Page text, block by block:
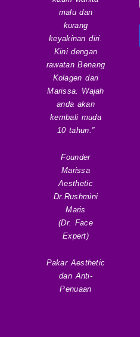
malu dan
kurang
keyakinan diri.
Kini dengan
rawatan Benang
Kolagen dari
Marissa. Wajah
anda akan
kembali muda
10 tahun.”
Founder
Marissa
Aesthetic
Dr.Rushmini
Maris
(Dr. Face
Expert)
Pakar Aesthetic
dan Anti-
Penuaan